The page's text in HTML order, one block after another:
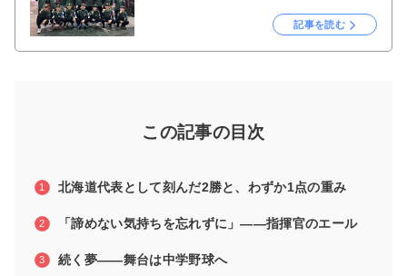
記事を読む
この記事の目次
北海道代表として刻んだ2勝と、わずか1点の重み
「諦めない気持ちを忘れずに」――指揮官のエール
続く夢――舞台は中学野球へ